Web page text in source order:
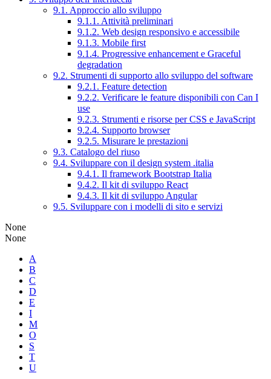
9.1. Approccio allo sviluppo
9.1.1. Attività preliminari
9.1.2. Web design responsivo e accessibile
9.1.3. Mobile first
9.1.4. Progressive enhancement e Graceful
degradation
9.2. Strumenti di supporto allo sviluppo del software
9.2.1. Feature detection
9.2.2. Verificare le feature disponibili con Can I
use
9.2.3. Strumenti e risorse per CSS e JavaScript
9.2.4. Supporto browser
9.2.5. Misurare le prestazioni
9.3. Catalogo del riuso
9.4. Sviluppare con il design system .italia
9.4.1. Il framework Bootstrap Italia
9.4.2. Il kit di sviluppo React
9.4.3. Il kit di sviluppo Angular
9.5. Sviluppare con i modelli di sito e servizi
None
None
A
B
C
D
E
I
M
O
S
T
U